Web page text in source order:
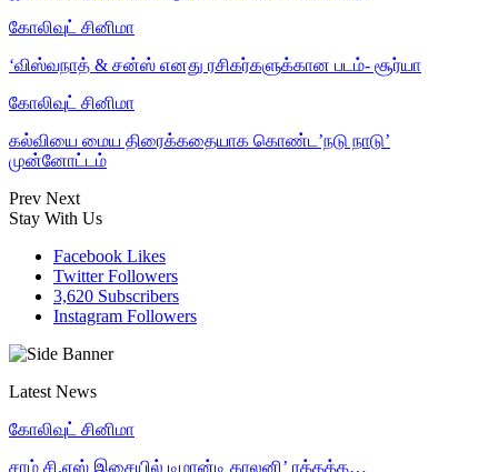
கோலிவுட் சினிமா
‘விஸ்வநாத் & சன்ஸ் எனது ரசிகர்களுக்கான படம்- சூர்யா
கோலிவுட் சினிமா
கல்வியை மைய திரைக்கதையாக கொண்ட’நடு நாடு’
முன்னோட்டம்
Prev Next
Stay With Us
Facebook Likes
Twitter Followers
3,620 Subscribers
Instagram Followers
Latest News
கோலிவுட் சினிமா
சாம் சி.எஸ் இசையில் டிமான்டி காலனி’ ரத்தத்த…